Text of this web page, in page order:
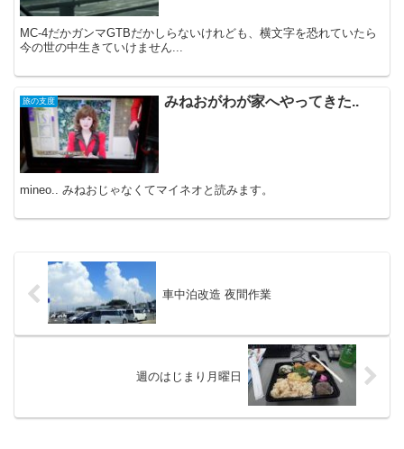
MC-4だかガンマGTBだかしらないけれども、横文字を恐れていたら
今の世の中生きていけません...
旅の支度 みねおがわが家へやってきた..
mineo.. みねおじゃなくてマイネオと読みます。
車中泊改造 夜間作業
週のはじまり月曜日